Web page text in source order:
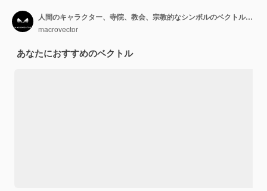
人間のキャラクター、寺院、教会、宗教的なシンボルのベクトル図の平らな正方形の構成で設定された世界の宗教の構成
macrovector
あなたにおすすめのベクトル